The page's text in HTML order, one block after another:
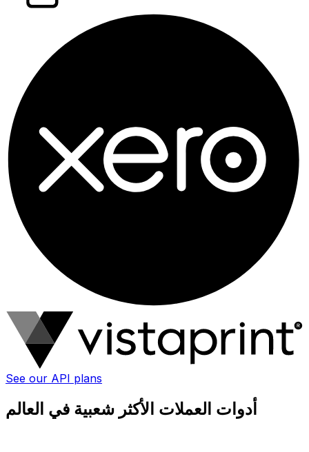
See our API plans
أدوات العملات الأكثر شعبية في العالم